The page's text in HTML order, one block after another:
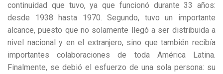
continuidad que tuvo, ya que funcionó durante 33 años:
desde 1938 hasta 1970. Segundo, tuvo un importante
alcance, puesto que no solamente llegó a ser distribuida a
nivel nacional y en el extranjero, sino que también recibía
importantes colaboraciones de toda América Latina.
Finalmente, se debió el esfuerzo de una sola persona: su